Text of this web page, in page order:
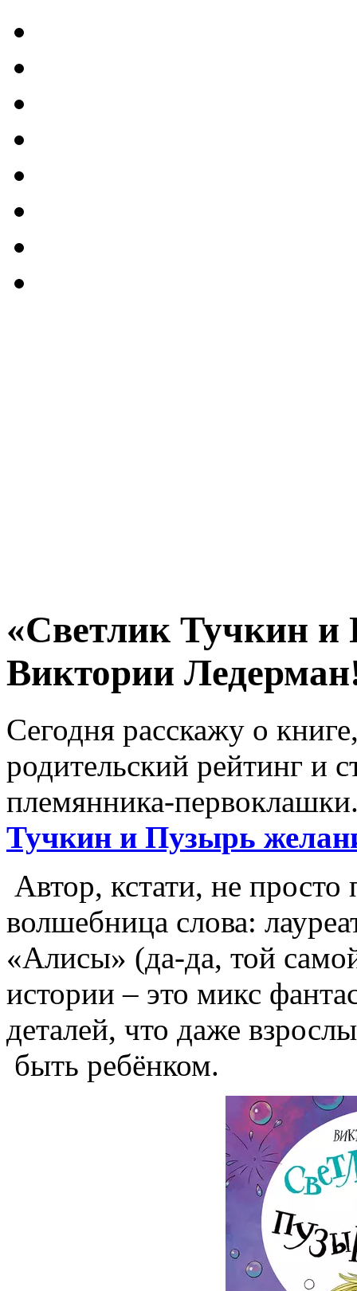
«Светлик Тучкин и
Виктории
Сегодня расскажу о
родительский рейтинг и
племянника-
Тучкин и Пузырь
Автор, кстати, не просто
волшебница слова:
«Алисы» (да-да, той
истории – это микс
деталей, что даже
быть ребёнком.